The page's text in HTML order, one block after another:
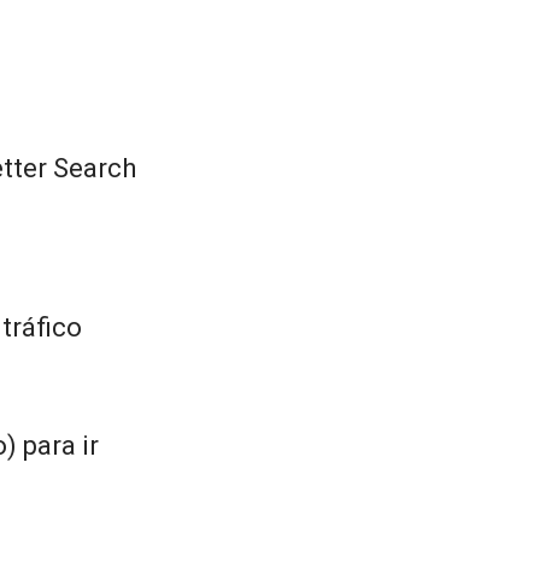
Search
tráfico
para ir